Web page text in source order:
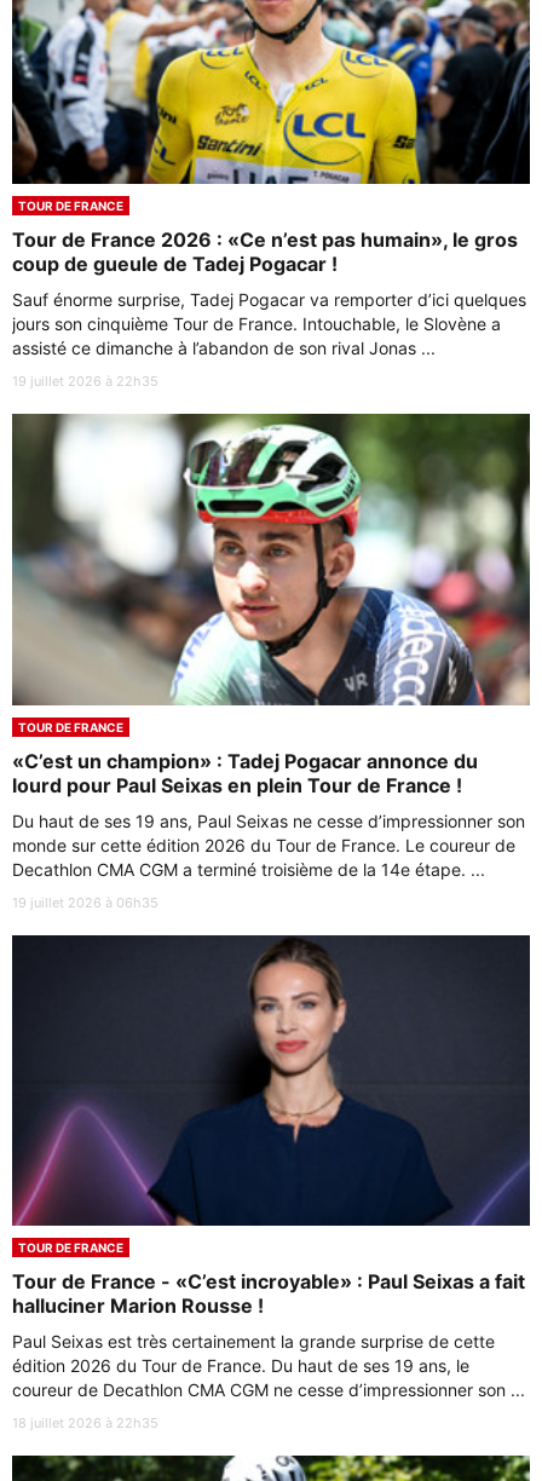
TOUR DE FRANCE
Tour de France 2026 : «Ce n’est pas humain», le gros
coup de gueule de Tadej Pogacar !
Sauf énorme surprise, Tadej Pogacar va remporter d’ici quelques
jours son cinquième Tour de France. Intouchable, le Slovène a
assisté ce dimanche à l’abandon de son rival Jonas ...
19 juillet 2026 à 22h35
TOUR DE FRANCE
«C’est un champion» : Tadej Pogacar annonce du
lourd pour Paul Seixas en plein Tour de France !
Du haut de ses 19 ans, Paul Seixas ne cesse d’impressionner son
monde sur cette édition 2026 du Tour de France. Le coureur de
Decathlon CMA CGM a terminé troisième de la 14e étape. ...
19 juillet 2026 à 06h35
TOUR DE FRANCE
Tour de France - «C’est incroyable» : Paul Seixas a fait
halluciner Marion Rousse !
Paul Seixas est très certainement la grande surprise de cette
édition 2026 du Tour de France. Du haut de ses 19 ans, le
coureur de Decathlon CMA CGM ne cesse d’impressionner son ...
18 juillet 2026 à 22h35